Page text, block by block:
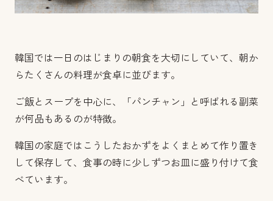
韓国では一日のはじまりの朝食を大切にしていて、朝か
らたくさんの料理が食卓に並びます。
ご飯とスープを中心に、「パンチャン」と呼ばれる副菜
が何品もあるのが特徴。
韓国の家庭ではこうしたおかずをよくまとめて作り置き
して保存して、食事の時に少しずつお皿に盛り付けて食
べています。